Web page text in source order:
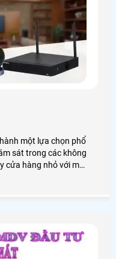
một lựa chọn phổ
sát trong các không
cửa hàng nhỏ với mức